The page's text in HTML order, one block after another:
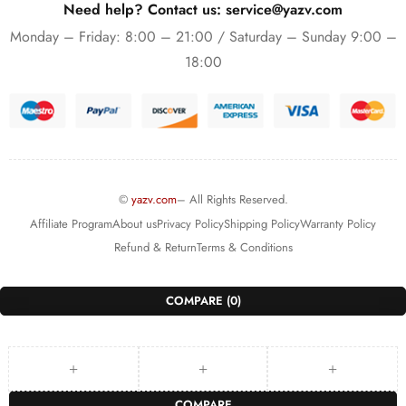
Need help? Contact us: service@yazv.com
Monday – Friday: 8:00 – 21:00 / Saturday – Sunday 9:00 –
18:00
© yazv.com– All Rights Reserved.
Affiliate ProgramAbout usPrivacy PolicyShipping PolicyWarranty Policy
Refund & ReturnTerms & Conditions
COMPARE (0)